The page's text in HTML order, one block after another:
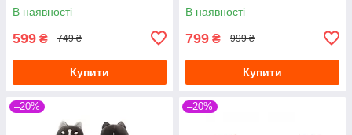
В наявності
599 ₴ 749 ₴
Купити
В наявності
799 ₴ 999 ₴
Купити
–20% –20%